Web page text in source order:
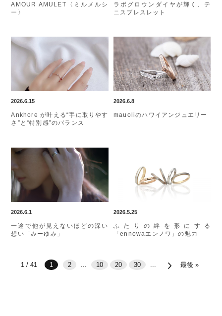
AMOUR AMULET〈ミルメルシ
ー〉
ラボグロウンダイヤが輝く、テ
ニスブレスレット
2026.6.15
Ankhore が叶える“手に取りやす
さ”と“特別感”のバランス
2026.6.8
mauoliのハワイアンジュエリー
2026.6.1
一途で他が見えないほどの深い
想い「みーゆみ」
2026.5.25
ふたりの絆を形にする
「ennowaエンノワ」の魅力
1 / 41 1 2 10 20 30 最後 »